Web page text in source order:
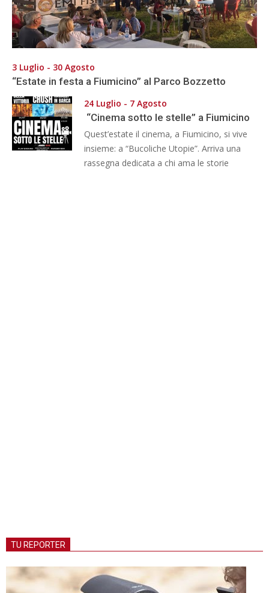
3 Luglio - 30 Agosto
“Estate in festa a Fiumicino” al Parco Bozzetto
24 Luglio - 7 Agosto
“Cinema sotto le stelle” a Fiumicino
Quest’estate il cinema, a Fiumicino, si vive
insieme: a “Bucoliche Utopie”. Arriva una
rassegna dedicata a chi ama le storie
TU REPORTER